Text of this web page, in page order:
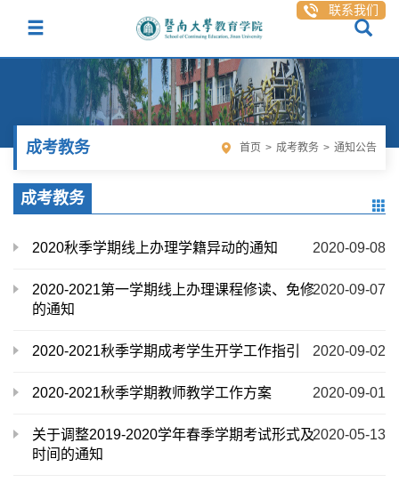
联系我们
成考教务 首页 > 成考教务 > 通知公告
成考教务
2020秋季学期线上办理学籍异动的通知 2020-09-08
2020-2021第一学期线上办理课程修读、免修
的通知
2020-09-07
2020-2021秋季学期成考学生开学工作指引 2020-09-02
2020-2021秋季学期教师教学工作方案 2020-09-01
关于调整2019-2020学年春季学期考试形式及
时间的通知
2020-05-13